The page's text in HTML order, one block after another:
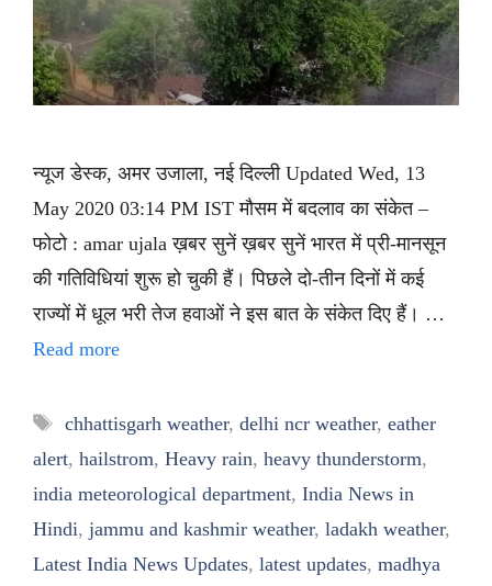
न्यूज डेस्क, अमर उजाला, नई दिल्ली Updated Wed, 13
May 2020 03:14 PM IST मौसम में बदलाव का संकेत –
फोटो : amar ujala ख़बर सुनें ख़बर सुनें भारत में प्री-मानसून
की गतिविधियां शुरू हो चुकी हैं। पिछले दो-तीन दिनों में कई
राज्यों में धूल भरी तेज हवाओं ने इस बात के संकेत दिए हैं। …
Read more
Tags
chhattisgarh weather, delhi ncr weather, eather
alert, hailstrom, Heavy rain, heavy thunderstorm,
india meteorological department, India News in
Hindi, jammu and kashmir weather, ladakh weather,
Latest India News Updates, latest updates, madhya